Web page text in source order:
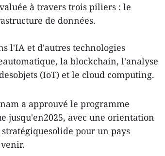
à travers trois piliers : le
de données.
l'IA et d'autres technologies
la blockchain, l'analyse
(IoT) et le cloud computing.
a approuvé le programme
jusqu'en2025, avec une orientation
pour un pays